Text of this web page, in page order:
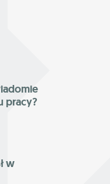
pracy?
w